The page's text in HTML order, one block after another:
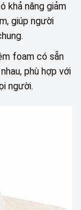
khả năng giảm
giúp người
foam có sẵn
phù hợp với
người.